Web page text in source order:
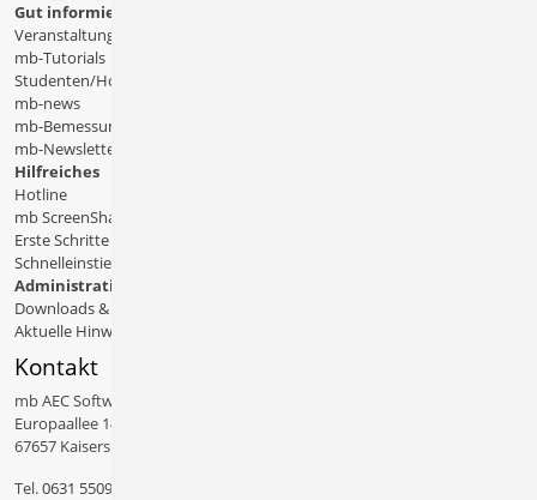
Gut informiert
Veranstaltungen
mb-Tutorials
Studenten/Hochschule
mb-news
mb-Bemessungstafeln
mb-Newsletter
Hilfreiches
Hotline
mb ScreenShare
Erste Schritte
Schnelleinstiege & Doku
Administratives
Downloads & Patches
Aktuelle Hinweise
Kontakt
mb AEC Software GmbH
Europaallee 14
67657 Kaiserslautern
Tel.0631 550999 11